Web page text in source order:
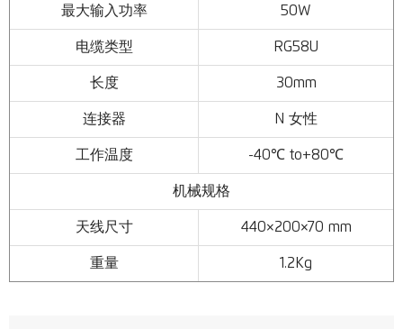
最大输入功率 50W
电缆类型 RG58U
长度 30mm
连接器 N 女性
工作温度 -40℃ to+80℃
机械规格
天线尺寸 440×200×70 mm
重量 1.2Kg